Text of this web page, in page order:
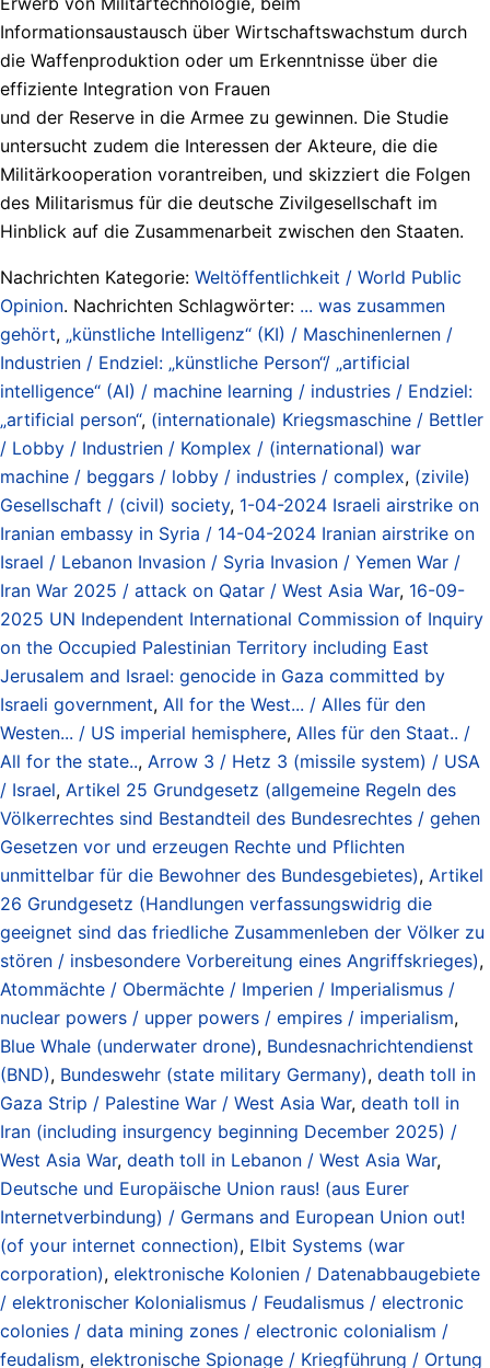
Informationsaustausch über Wirtschaftswachstum durch
die Waffenproduktion oder um Erkenntnisse über die
effiziente Integration von Frauen
und der Reserve in die Armee zu gewinnen. Die Studie
untersucht zudem die Interessen der Akteure, die die
Militärkooperation vorantreiben, und skizziert die Folgen
des Militarismus für die deutsche Zivilgesellschaft im
Hinblick auf die Zusammenarbeit zwischen den Staaten.
Nachrichten Kategorie: Weltöffentlichkeit / World Public
Opinion. Nachrichten Schlagwörter: ... was zusammen
gehört, „künstliche Intelligenz“ (KI) / Maschinenlernen /
Industrien / Endziel: „künstliche Person“/ „artificial
intelligence“ (AI) / machine learning / industries / Endziel:
„artificial person“, (internationale) Kriegsmaschine / Bettler
/ Lobby / Industrien / Komplex / (international) war
machine / beggars / lobby / industries / complex, (zivile)
Gesellschaft / (civil) society, 1-04-2024 Israeli airstrike on
Iranian embassy in Syria / 14-04-2024 Iranian airstrike on
Israel / Lebanon Invasion / Syria Invasion / Yemen War /
Iran War 2025 / attack on Qatar / West Asia War, 16-09-
2025 UN Independent International Commission of Inquiry
on the Occupied Palestinian Territory including East
Jerusalem and Israel: genocide in Gaza committed by
Israeli government, All for the West... / Alles für den
Westen... / US imperial hemisphere, Alles für den Staat.. /
All for the state.., Arrow 3 / Hetz 3 (missile system) / USA
/ Israel, Artikel 25 Grundgesetz (allgemeine Regeln des
Völkerrechtes sind Bestandteil des Bundesrechtes / gehen
Gesetzen vor und erzeugen Rechte und Pflichten
unmittelbar für die Bewohner des Bundesgebietes), Artikel
26 Grundgesetz (Handlungen verfassungswidrig die
geeignet sind das friedliche Zusammenleben der Völker zu
stören / insbesondere Vorbereitung eines Angriffskrieges),
Atommächte / Obermächte / Imperien / Imperialismus /
nuclear powers / upper powers / empires / imperialism,
Blue Whale (underwater drone), Bundesnachrichtendienst
(BND), Bundeswehr (state military Germany), death toll in
Gaza Strip / Palestine War / West Asia War, death toll in
Iran (including insurgency beginning December 2025) /
West Asia War, death toll in Lebanon / West Asia War,
Deutsche und Europäische Union raus! (aus Eurer
Internetverbindung) / Germans and European Union out!
(of your internet connection), Elbit Systems (war
corporation), elektronische Kolonien / Datenabbaugebiete
/ elektronischer Kolonialismus / Feudalismus / electronic
colonies / data mining zones / electronic colonialism /
feudalism, elektronische Spionage / Kriegführung / Ortung